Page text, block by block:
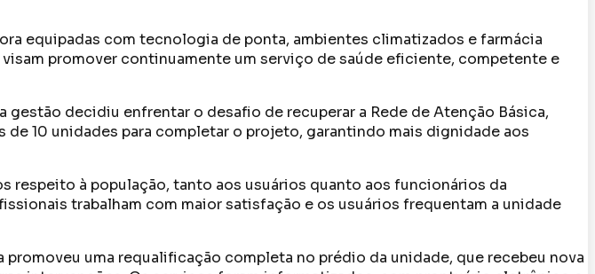
equipadas com tecnologia de ponta, ambientes climatizados e farmácia
promover continuamente um serviço de saúde eficiente, competente e
decidiu enfrentar o desafio de recuperar a Rede de Atenção Básica,
10 unidades para completar o projeto, garantindo mais dignidade aos
respeito à população, tanto aos usuários quanto aos funcionários da
trabalham com maior satisfação e os usuários frequentam a unidade
uma requalificação completa no prédio da unidade, que recebeu nova